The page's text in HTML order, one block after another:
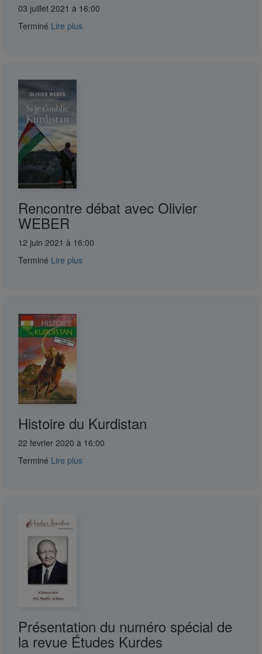
03 juillet 2021 à 16:00
Terminé Lire plus
Rencontre débat avec Olivier
WEBER
12 juin 2021 à 16:00
Terminé Lire plus
Histoire du Kurdistan
22 fevrier 2020 à 16:00
Terminé Lire plus
Présentation du numéro spécial de
la revue Études Kurdes